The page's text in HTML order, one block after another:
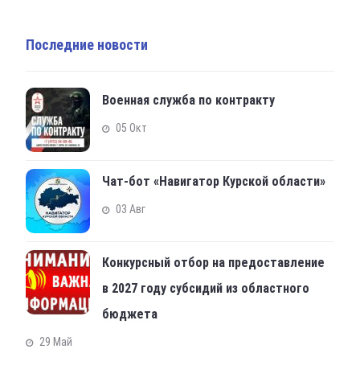
Последние новости
Военная служба по контракту
05 Окт
Чат-бот «Навигатор Курской области»
03 Авг
Конкурсный отбор на предоставление
в 2027 году субсидий из областного
бюджета
29 Май